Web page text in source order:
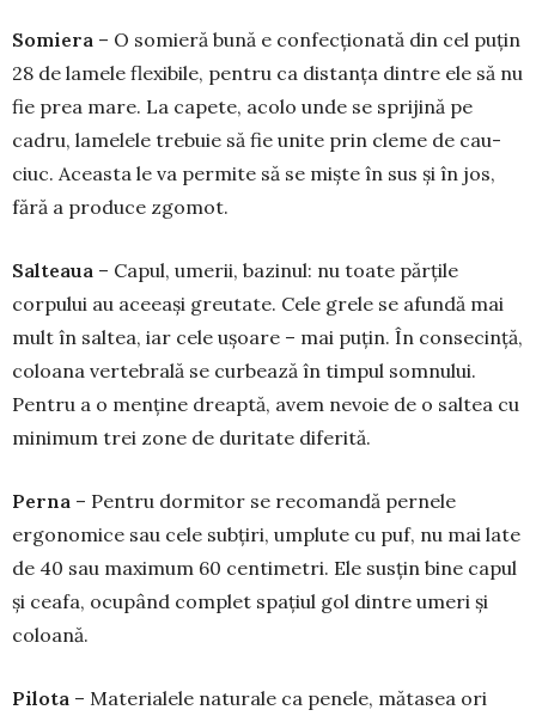
Somiera – O somieră bună e confec­ționată din cel puțin
28 de lamele flexibile, pentru ca distanța dintre ele să nu
fie prea mare. La capete, acolo unde se sprijină pe
cadru, la­melele trebuie să fie unite prin cleme de cau­
ciuc. Aceasta le va permite să se miște în sus și în jos,
fără a produce zgomot.
Salteaua – Capul, umerii, bazinul: nu toa­te părțile
corpului au aceeași greutate. Cele grele se afundă mai
mult în saltea, iar cele ușoare – mai puțin. În consecință,
coloana ver­tebrală se curbează în timpul somnului.
Pentru a o menține dreaptă, avem nevoie de o saltea cu
minimum trei zone de duritate dife­rită.
Perna – Pen­tru dormitor se recomandă pernele
ergonomice sau cele subțiri, umplute cu puf, nu mai late
de 40 sau maximum 60 centi­metri. Ele susțin bine capul
și ceafa, ocupând complet spațiul gol dintre umeri și
coloană.
Pilota – Materialele naturale ca penele, mătasea ori